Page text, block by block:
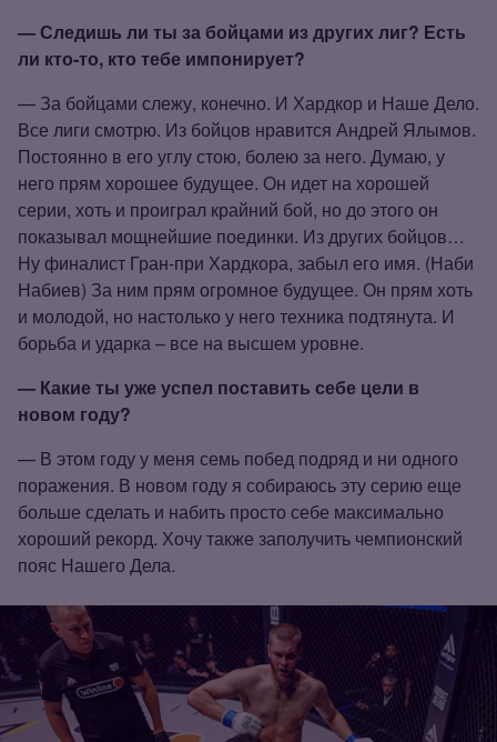
— Следишь ли ты за бойцами из других лиг? Есть
ли кто‑то, кто тебе импонирует?
— За бойцами слежу, конечно. И Хардкор и Наше Дело.
Все лиги смотрю. Из бойцов нравится Андрей Ялымов.
Постоянно в его углу стою, болею за него. Думаю, у
него прям хорошее будущее. Он идет на хорошей
серии, хоть и проиграл крайний бой, но до этого он
показывал мощнейшие поединки. Из других бойцов…
Ну финалист Гран‑при Хардкора, забыл его имя. (Наби
Набиев) За ним прям огромное будущее. Он прям хоть
и молодой, но настолько у него техника подтянута. И
борьба и ударка – все на высшем уровне.
— Какие ты уже успел поставить себе цели в
новом году?
— В этом году у меня семь побед подряд и ни одного
поражения. В новом году я собираюсь эту серию еще
больше сделать и набить просто себе максимально
хороший рекорд. Хочу также заполучить чемпионский
пояс Нашего Дела.